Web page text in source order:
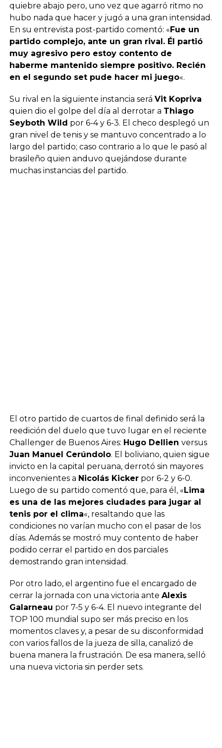
quiebre abajo pero, uno vez que agarró ritmo no
hubo nada que hacer y jugó a una gran intensidad.
En su entrevista post-partido comentó: «Fue un
partido complejo, ante un gran rival. Él partió
muy agresivo pero estoy contento de
haberme mantenido siempre positivo. Recién
en el segundo set pude hacer mi juego«.
Su rival en la siguiente instancia será Vit Kopriva
quien dio el golpe del día al derrotar a Thiago
Seyboth Wild por 6-4 y 6-3. El checo desplegó un
gran nivel de tenis y se mantuvo concentrado a lo
largo del partido; caso contrario a lo que le pasó al
brasileño quien anduvo quejándose durante
muchas instancias del partido.
El otro partido de cuartos de final definido será la
reedición del duelo que tuvo lugar en el reciente
Challenger de Buenos Aires: Hugo Dellien versus
Juan Manuel Cerúndolo. El boliviano, quien sigue
invicto en la capital peruana, derrotó sin mayores
inconvenientes a Nicolás Kickerpor 6-2 y 6-0.
Luego de su partido comentó que, para él, «Lima
es una de las mejores ciudades para jugar al
tenis por el clima«, resaltando que las
condiciones no varían mucho con el pasar de los
días. Además se mostró muy contento de haber
podido cerrar el partido en dos parciales
demostrando gran intensidad.
Por otro lado, el argentino fue el encargado de
cerrar la jornada con una victoria ante Alexis
Galarneau por 7-5 y 6-4. El nuevo integrante del
TOP 100 mundial supo ser más preciso en los
momentos claves y, a pesar de su disconformidad
con varios fallos de la jueza de silla, canalizó de
buena manera la frustración. De esa manera, selló
una nueva victoria sin perder sets.